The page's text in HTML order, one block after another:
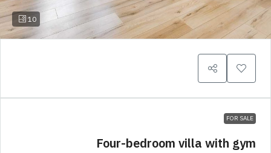
10
FOR SALE
Four-bedroom villa with gym